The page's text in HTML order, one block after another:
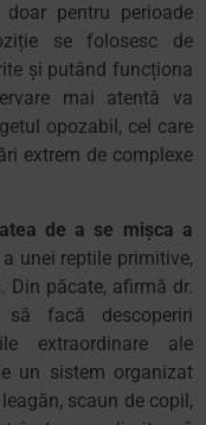
pentru perioade
se folosesc de
și putând funcționa
mai atentă va
opozabil, cel care
extrem de complexe
de a se mișca a
unei reptile primitive,
. Din păcate, afirmă dr.
facă descoperiri
extraordinare ale
un sistem organizat
scaun de copil,